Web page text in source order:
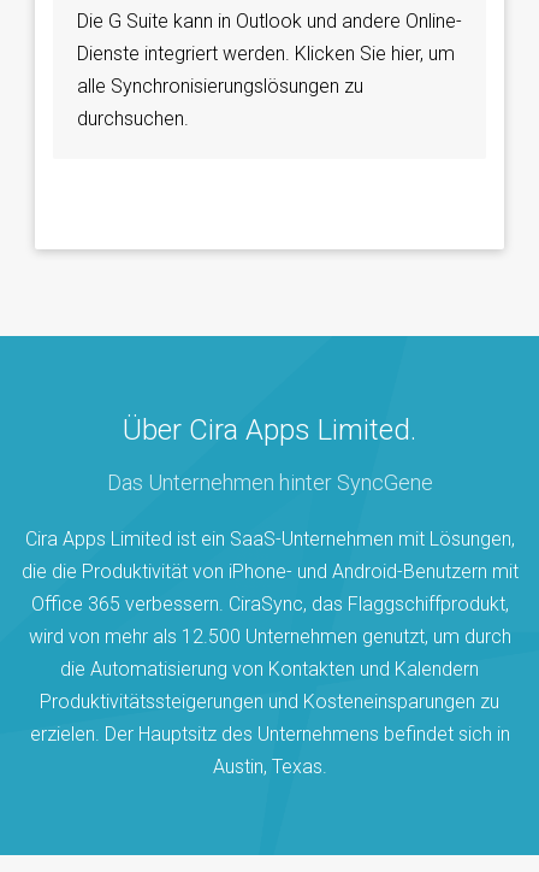
Die G Suite kann in Outlook und andere Online-
Dienste integriert werden. Klicken Sie hier, um
alle Synchronisierungslösungen zu
durchsuchen.
Über Cira Apps Limited.
Das Unternehmen hinter SyncGene
Cira Apps Limited ist ein SaaS-Unternehmen mit Lösungen,
die die Produktivität von iPhone- und Android-Benutzern mit
Office 365 verbessern. CiraSync, das Flaggschiffprodukt,
wird von mehr als 12.500 Unternehmen genutzt, um durch
die Automatisierung von Kontakten und Kalendern
Produktivitätssteigerungen und Kosteneinsparungen zu
erzielen. Der Hauptsitz des Unternehmens befindet sich in
Austin, Texas.